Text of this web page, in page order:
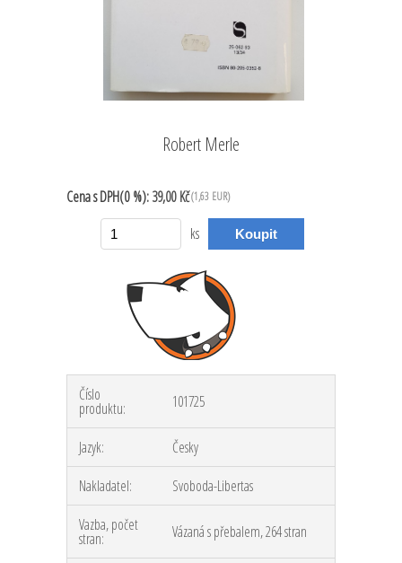
Robert Merle
Cenas DPH(0 %):39,00 Kč(1,63 EUR)
ks
Číslo
produktu: 101725
Jazyk:
Česky
Nakladatel:
Svoboda-Libertas
Vazba, počet
stran: Vázaná s přebalem, 264 stran